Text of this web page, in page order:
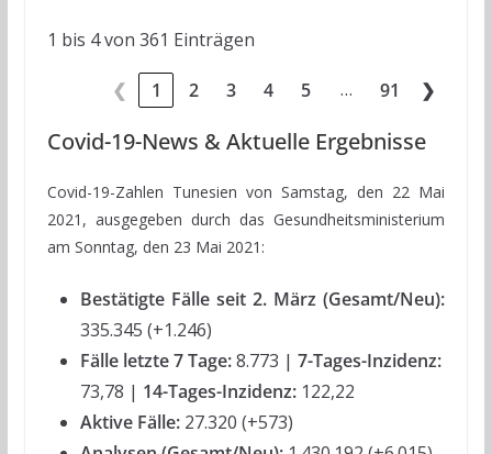
1 bis 4 von 361 Einträgen
❮ 1 2 3 4 5 … 91 ❯
Covid-19-News & Aktuelle Ergebnisse
Covid-19-Zahlen Tunesien von Samstag, den 22 Mai
2021, ausgegeben durch das Gesundheitsministerium
am Sonntag, den 23 Mai 2021:
Bestätigte Fälle seit 2. März (Gesamt/Neu):
335.345 (+1.246)
Fälle letzte 7 Tage:8.773 | 7-Tages-Inzidenz:
73,78 | 14-Tages-Inzidenz:122,22
Aktive Fälle:27.320 (+573)